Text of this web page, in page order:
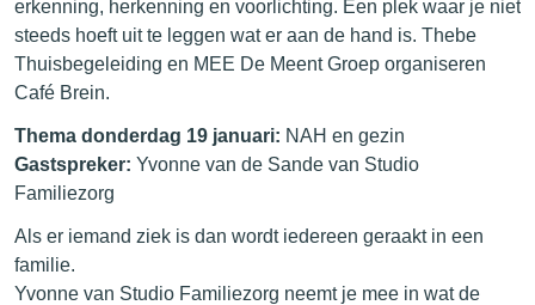
erkenning, herkenning en voorlichting. Een plek waar je niet
steeds hoeft uit te leggen wat er aan de hand is. Thebe
Thuisbegeleiding en MEE De Meent Groep organiseren
Café Brein.
Thema donderdag 19 januari: NAH en gezin
Gastspreker: Yvonne van de Sande van Studio
Familiezorg
Als er iemand ziek is dan wordt iedereen geraakt in een
familie.
Yvonne van Studio Familiezorg neemt je mee in wat de